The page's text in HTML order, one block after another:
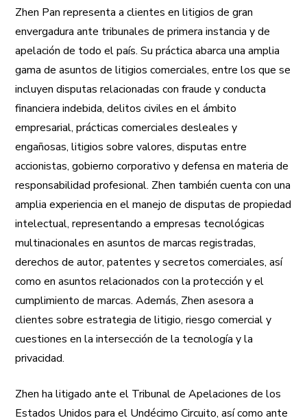
Zhen Pan representa a clientes en litigios de gran
envergadura ante tribunales de primera instancia y de
apelación de todo el país. Su práctica abarca una amplia
gama de asuntos de litigios comerciales, entre los que se
incluyen disputas relacionadas con fraude y conducta
financiera indebida, delitos civiles en el ámbito
empresarial, prácticas comerciales desleales y
engañosas, litigios sobre valores, disputas entre
accionistas, gobierno corporativo y defensa en materia de
responsabilidad profesional. Zhen también cuenta con una
amplia experiencia en el manejo de disputas de propiedad
intelectual, representando a empresas tecnológicas
multinacionales en asuntos de marcas registradas,
derechos de autor, patentes y secretos comerciales, así
como en asuntos relacionados con la protección y el
cumplimiento de marcas. Además, Zhen asesora a
clientes sobre estrategia de litigio, riesgo comercial y
cuestiones en la intersección de la tecnología y la
privacidad.
Zhen ha litigado ante el Tribunal de Apelaciones de los
Estados Unidos para el Undécimo Circuito, así como ante